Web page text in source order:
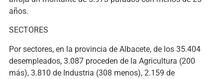
años.
SECTORES
Por sectores, en la provincia de Albacete, de los 35.404
desempleados, 3.087 proceden de la Agricultura (200
más), 3.810 de Industria (308 menos), 2.159 de